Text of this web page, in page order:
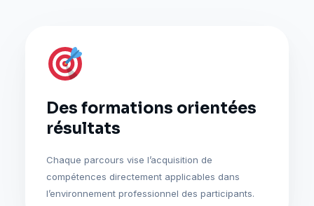
Des formations orientées
résultats
Chaque parcours vise l’acquisition de
compétences directement applicables dans
l’environnement professionnel des participants.